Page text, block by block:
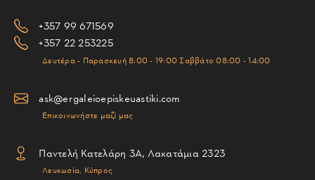
+357 99 671569
+357 22 253225
Δευτέρα - Παρασκευή 8:00 - 19:00 Σαββάτο 08:00 - 14:00
ask@ergaleioepiskeuastiki.com
Επικοινωνήστε μαζί μας
Παντελή Κατελάρη 3Α, Λακατάμια 2323
Λευκωσία, Κύπρος